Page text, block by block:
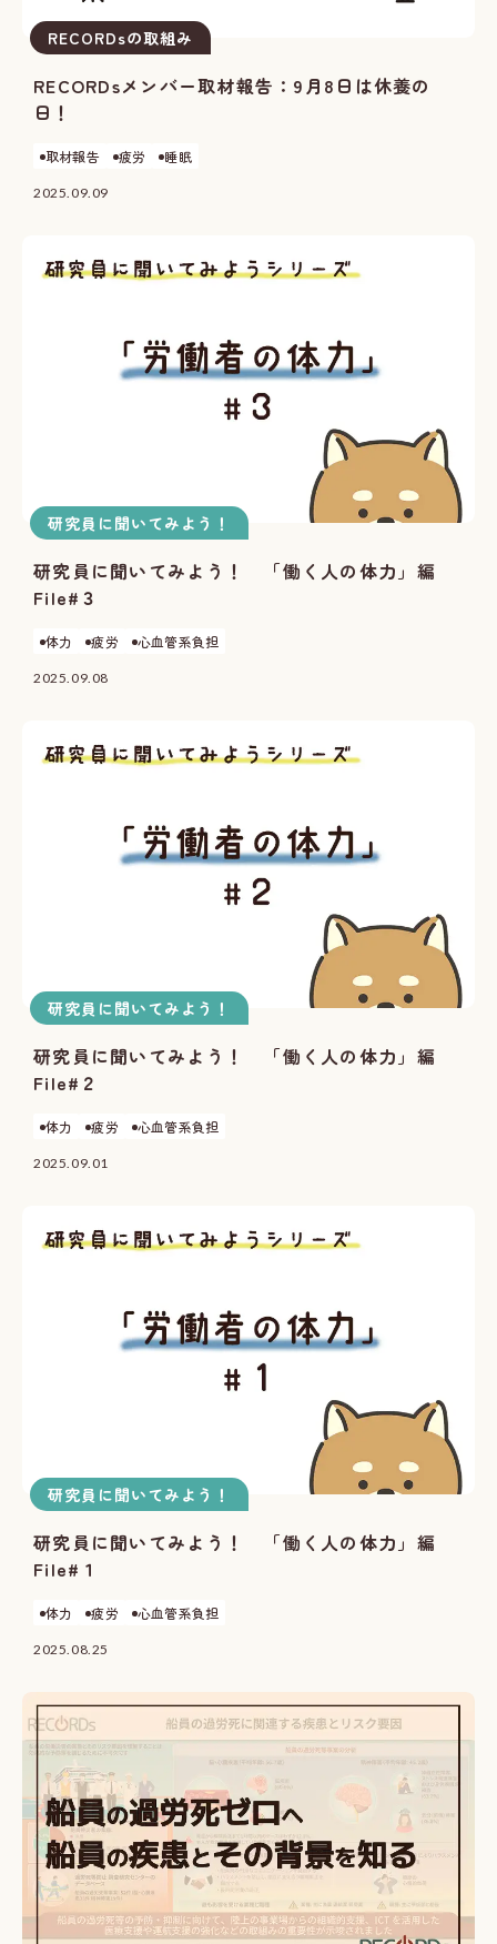
RECORDsの取組み
RECORDsメンバー取材報告：9月8日は休養の
日！
取材報告 疲労 睡眠
2025.09.09
研究員に聞いてみよう！
研究員に聞いてみよう！ 「働く人の体力」編
File#３
体力 疲労 心血管系負担
2025.09.08
研究員に聞いてみよう！
研究員に聞いてみよう！ 「働く人の体力」編
File#２
体力 疲労 心血管系負担
2025.09.01
研究員に聞いてみよう！
研究員に聞いてみよう！ 「働く人の体力」編
File#１
体力 疲労 心血管系負担
2025.08.25